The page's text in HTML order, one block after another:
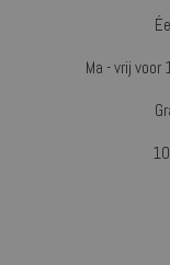
Ma - vrij